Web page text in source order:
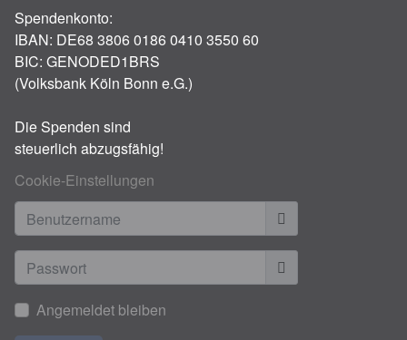
Spendenkonto:
IBAN: DE68 3806 0186 0410 3550 60
BIC: GENODED1BRS
(Volksbank Köln Bonn e.G.)
Die Spenden sind
steuerlich abzugsfähig!
Cookie-Einstellungen
Benutzername
Anzeigen
Angemeldet bleiben